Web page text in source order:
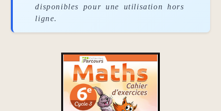
disponibles pour une utilisation hors
ligne.